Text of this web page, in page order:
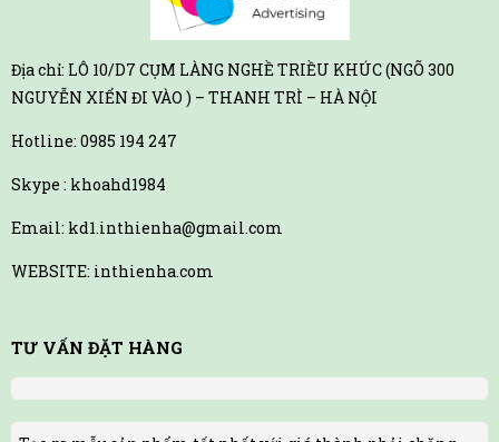
Địa chỉ: LÔ 10/D7 CỤM LÀNG NGHỀ TRIỀU KHÚC (NGÕ 300
NGUYỄN XIỂN ĐI VÀO ) – THANH TRÌ – HÀ NỘI
Hotline: 0985 194 247
Skype : khoahd1984
Email: kd1.inthienha@gmail.com
WEBSITE: inthienha.com
TƯ VẤN ĐẶT HÀNG